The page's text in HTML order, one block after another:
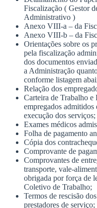
Fiscalização ( Gestor
Administrativo )
Anexo VIII-a – da
Anexo VIII-b – da
Orientações sobre os
pela fiscalização
dos documentos
a Administração
conforme listagem
Relação dos
Carteira de Trabalho
empregados admitidos
execução dos serviços;
Exames médicos
Folha de pagamento
Cópia dos
Comprovante de
Comprovantes de
transporte, vale-
obrigada por força de
Coletivo de Trabalho;
Termos de rescisão
prestadores de serviço;